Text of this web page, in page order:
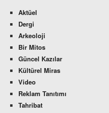
Aktüel
Dergi
Arkeoloji
Bir Mitos
Güncel Kazılar
Kültürel Miras
Video
Reklam Tanıtımı
Tahribat